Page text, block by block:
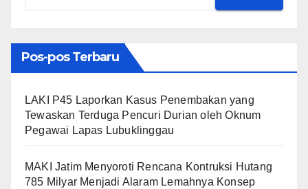
Pos-pos Terbaru
LAKI P45 Laporkan Kasus Penembakan yang
Tewaskan Terduga Pencuri Durian oleh Oknum
Pegawai Lapas Lubuklinggau
MAKI Jatim Menyoroti Rencana Kontruksi Hutang
785 Milyar Menjadi Alaram Lemahnya Konsep